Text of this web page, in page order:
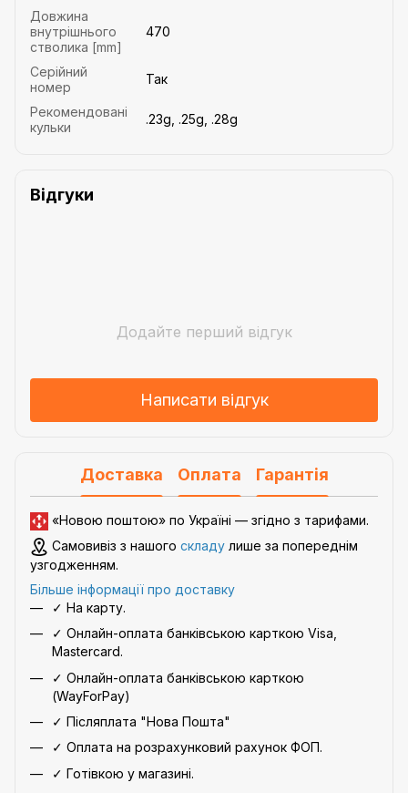
Довжина
внутрішнього
стволика [mm]
470
Серійний
номер
Так
Рекомендовані
кульки
.23g, .25g, .28g
Відгуки
Додайте перший відгук
Написати відгук
Доставка Оплата Гарантія
«Новою поштою» по Україні — згідно з тарифами.
Самовивіз з нашого складу лише за попереднім
узгодженням.
Більше інформації про доставку
✓ На карту.
✓ Онлайн-оплата банківською карткою Visa,
Mastercard.
✓ Онлайн-оплата банківською карткою
(WayForPay)
✓ Післяплата "Нова Пошта"
✓ Оплата на розрахунковий рахунок ФОП.
✓ Готівкою у магазині.